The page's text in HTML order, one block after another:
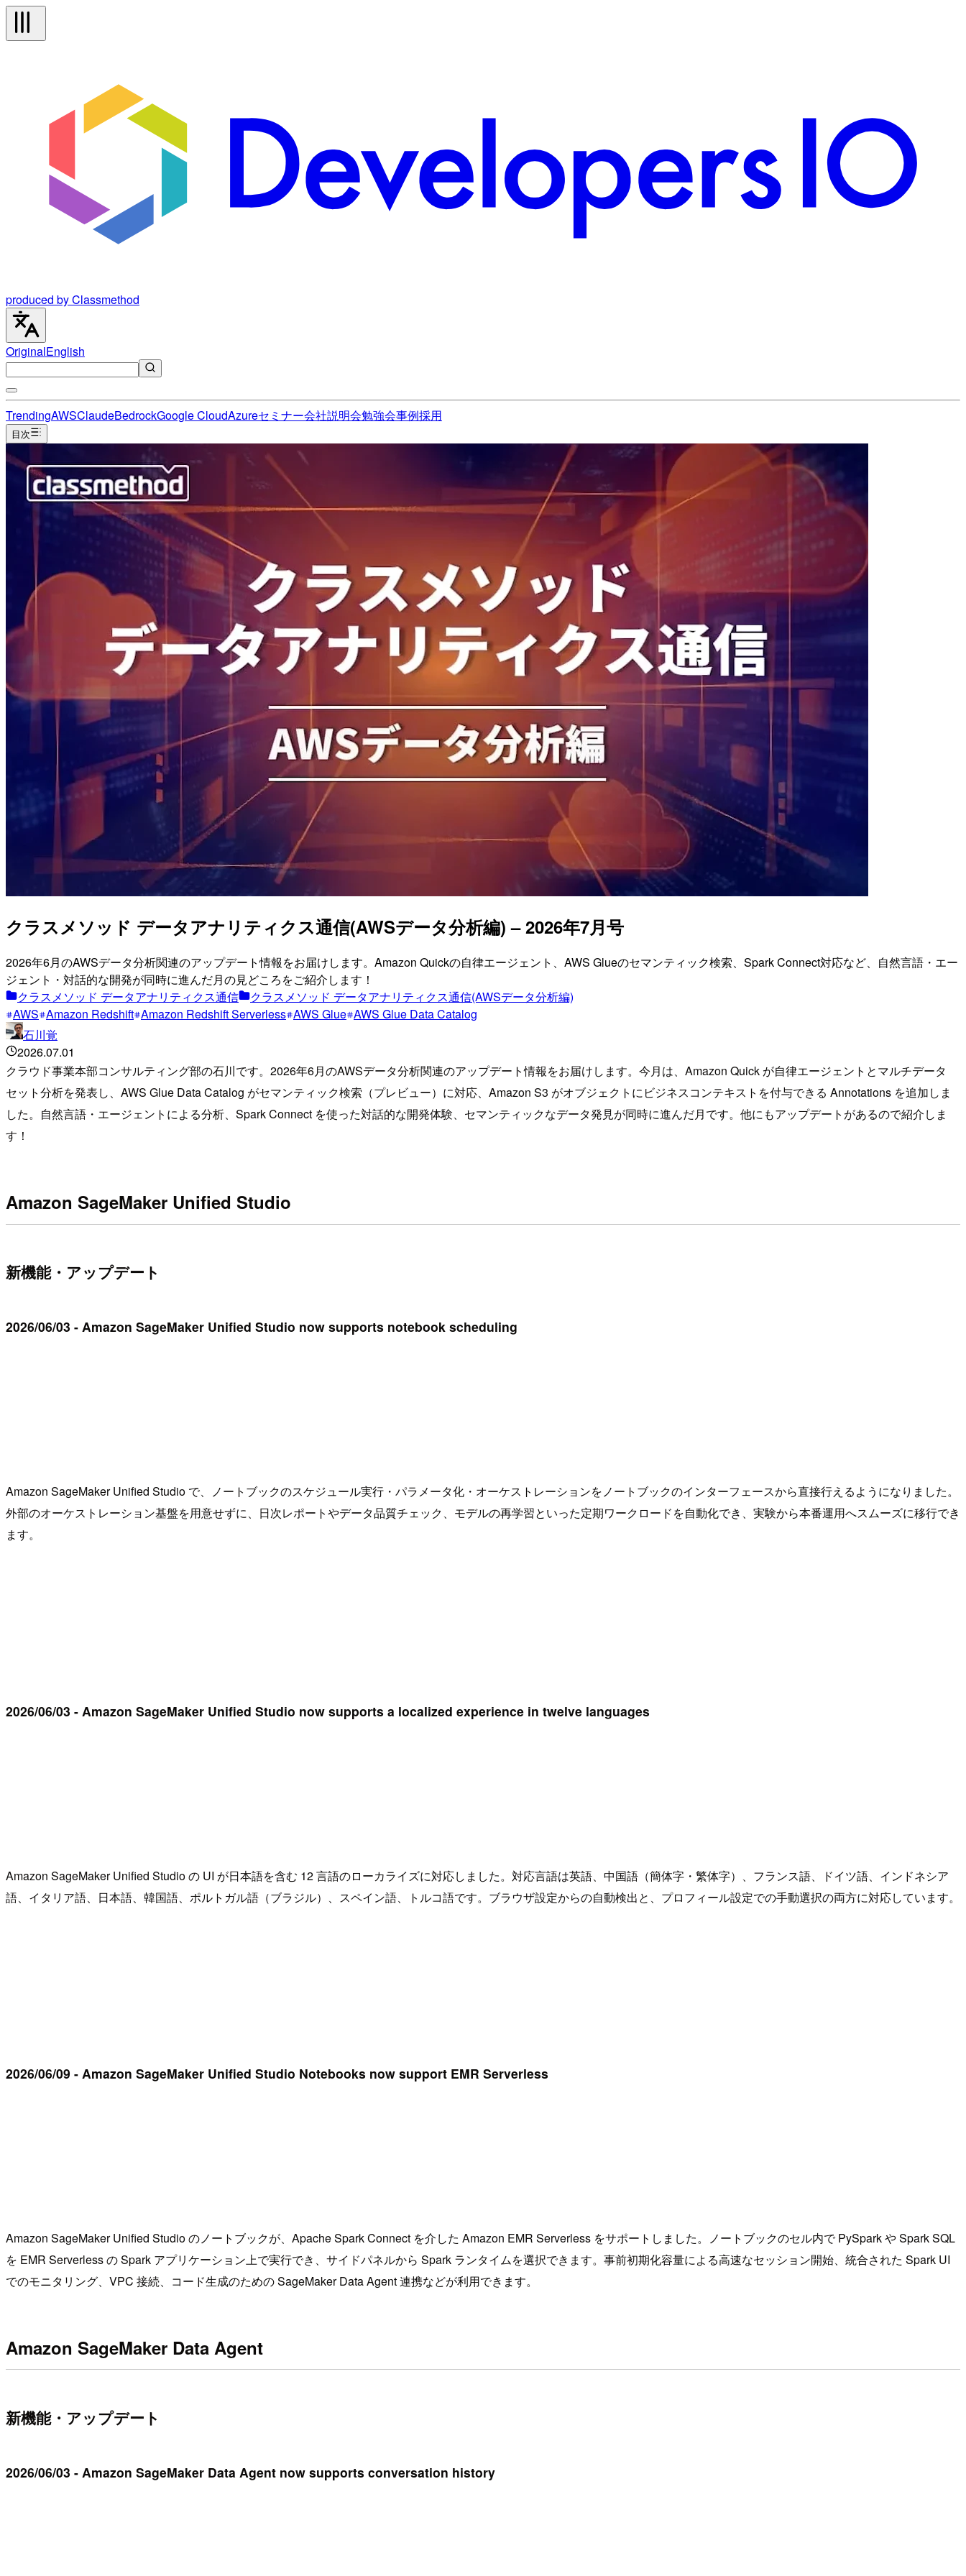
produced by Classmethod
OriginalEnglish
TrendingAWSClaudeBedrockGoogle CloudAzureセミナー会社説明会勉強会事例採用
目次
クラスメソッド データアナリティクス通信(AWSデータ分析編) – 2026年7月号
2026年6月のAWSデータ分析関連のアップデート情報をお届けします。Amazon Quickの自律エージェント、AWS Glueのセマンティック検索、Spark Connect対応など、自然言語・エー
ジェント・対話的な開発が同時に進んだ月の見どころをご紹介します！
クラスメソッド データアナリティクス通信
クラスメソッド データアナリティクス通信(AWSデータ分析編)
AWS Amazon Redshift Amazon Redshift Serverless AWS Glue AWS Glue Data Catalog
石川覚
2026.07.01
クラウド事業本部コンサルティング部の石川です。2026年6月のAWSデータ分析関連のアップデート情報をお届けします。今月は、Amazon Quick が自律エージェントとマルチデータ
セット分析を発表し、AWS Glue Data Catalog がセマンティック検索（プレビュー）に対応、Amazon S3 がオブジェクトにビジネスコンテキストを付与できる Annotations を追加しま
した。自然言語・エージェントによる分析、Spark Connect を使った対話的な開発体験、セマンティックなデータ発見が同時に進んだ月です。他にもアップデートがあるので紹介しま
す！
Amazon SageMaker Unified Studio
新機能・アップデート
2026/06/03 - Amazon SageMaker Unified Studio now supports notebook scheduling
Amazon SageMaker Unified Studio で、ノートブックのスケジュール実行・パラメータ化・オーケストレーションをノートブックのインターフェースから直接行えるようになりました。
外部のオーケストレーション基盤を用意せずに、日次レポートやデータ品質チェック、モデルの再学習といった定期ワークロードを自動化でき、実験から本番運用へスムーズに移行でき
ます。
2026/06/03 - Amazon SageMaker Unified Studio now supports a localized experience in twelve languages
Amazon SageMaker Unified Studio の UI が日本語を含む 12 言語のローカライズに対応しました。対応言語は英語、中国語（簡体字・繁体字）、フランス語、ドイツ語、インドネシア
語、イタリア語、日本語、韓国語、ポルトガル語（ブラジル）、スペイン語、トルコ語です。ブラウザ設定からの自動検出と、プロフィール設定での手動選択の両方に対応しています。
2026/06/09 - Amazon SageMaker Unified Studio Notebooks now support EMR Serverless
Amazon SageMaker Unified Studio のノートブックが、Apache Spark Connect を介した Amazon EMR Serverless をサポートしました。ノートブックのセル内で PySpark や Spark SQL
を EMR Serverless の Spark アプリケーション上で実行でき、サイドパネルから Spark ランタイムを選択できます。事前初期化容量による高速なセッション開始、統合された Spark UI
でのモニタリング、VPC 接続、コード生成のための SageMaker Data Agent 連携などが利用できます。
Amazon SageMaker Data Agent
新機能・アップデート
2026/06/03 - Amazon SageMaker Data Agent now supports conversation history